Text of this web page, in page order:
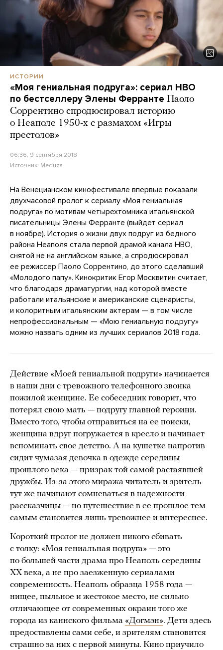
ИСТОРИИ
«Моя гениальная подруга»: сериал HBO
по бестселлеру Элены Ферранте Паоло
Соррентино спродюсировал историю
о Неаполе 1950-х с размахом «Игры
престолов»
06:36, 9 сентября 2018
Источник: Meduza
На Венецианском кинофестивале впервые показали
двухчасовой пролог к сериалу «Моя гениальная
подруга» по мотивам четырехтомника итальянской
писательницы Элены Ферранте (выйдет сериал
в ноябре). История о жизни двух подруг из бедного
района Неаполя стала первой драмой канала HBO,
снятой не на английском языке, а спродюсировал
ее режиссер Паоло Соррентино, до этого сделавший
«Молодого папу». Кинокритик Егор Москвитин считает,
что благодаря драматургии, над которой вместе
работали итальянские и американские сценаристы,
и колоритным итальянским актерам — в том числе
непрофессиональным — «Мою гениальную подругу»
можно назвать одним из лучших сериалов 2018 года.
Действие «Моей гениальной подруги» начинается
в наши дни с тревожного телефонного звонка
пожилой женщине. Ее собеседник говорит, что
потерял свою мать — подругу главной героини.
Вместо того, чтобы отправиться на ее поиски,
женщина вдруг погружается в кресло и начинает
вспоминать свое детство. А на кушетке напротив
сидит чумазая девочка в одежде середины
прошлого века — призрак той самой растаявшей
дружбы. Из-за этого миража читатель и зритель
тут же начинают сомневаться в надежности
рассказчицы — но путешествие в ее прошлое тем
самым становится лишь тревожнее и интереснее.
Короткий пролог не должен никого сбивать
с толку: «Моя гениальная подруга» — это
по большей части драма про Неаполь середины
XX века, а не про заезженную сериалами
современность. Неаполь образца 1958 года —
нищее, пыльное и жестокое место, не сильно
отличающее от современных окраин того же
города из каннского фильма «Догмэн». Дети здесь
предоставлены сами себе, и зрителям становится
страшно за них с первой минуты. Кино приучило